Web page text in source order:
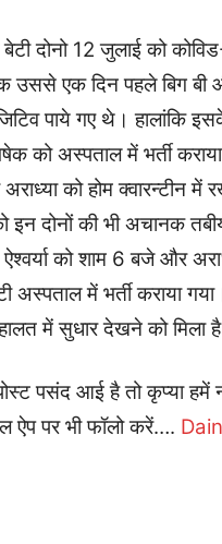
दोनो 12 जुलाई को
उससे एक दिन पहले बिग
पाये गए थे। हालांकि
को अस्पताल में भर्ती
को होम क्वारन्टीन में
इन दोनों की भी अचानक
को शाम 6 बजे और
अस्पताल में भर्ती कराया
में सुधार देखने को मिला
पसंद आई है तो कृप्या हमें
ऐप पर भी फॉलो करें….